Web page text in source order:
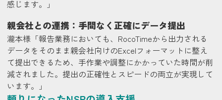
感じます。」
親会社との連携：手間なく正確にデータ提出
瀧本様 「報告業務においても、RocoTimeから出力される
データをそのまま親会社向けのExcelフォーマットに整え
て提出できるため、手作業や調整にかかっていた時間が削
減されました。提出の正確性とスピードの両立が実現して
います。」